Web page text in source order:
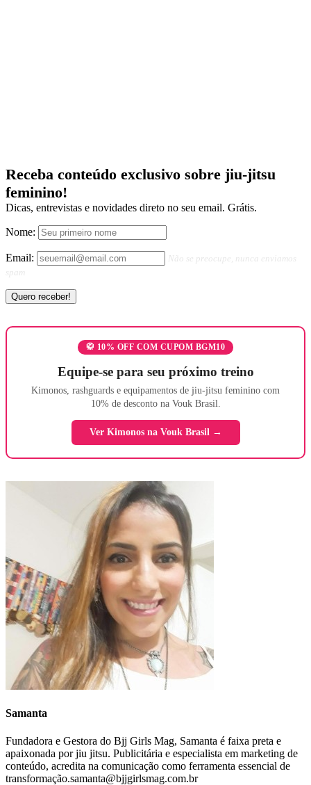
Receba conteúdo exclusivo sobre jiu-jitsu
feminino!
Dicas, entrevistas e novidades direto no seu email. Grátis.
Nome:
Email:
Não se preocupe, nunca enviamos
spam
🥋 10% OFF COM CUPOM BGM10
Equipe-se para seu próximo treino
Kimonos, rashguards e equipamentos de jiu-jitsu feminino com
10% de desconto na Vouk Brasil.
Ver Kimonos na Vouk Brasil →
Samanta
Fundadora e Gestora do Bjj Girls Mag, Samanta é faixa preta e
apaixonada por jiu jitsu. Publicitária e especialista em marketing de
conteúdo, acredita na comunicação como ferramenta essencial de
transformação.samanta@bjjgirlsmag.com.br